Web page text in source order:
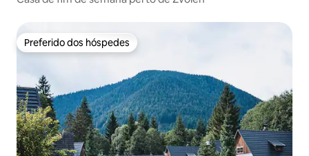
Preferido dos hóspedes
Preferido dos hóspedes